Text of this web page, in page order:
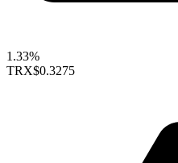
1.33%
TRX$0.3275